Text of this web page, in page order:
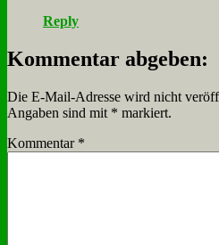
Reply
Kommentar abgeben:
Die E-Mail-Adresse wird nicht
Angaben sind mit * markiert.
Kommentar *